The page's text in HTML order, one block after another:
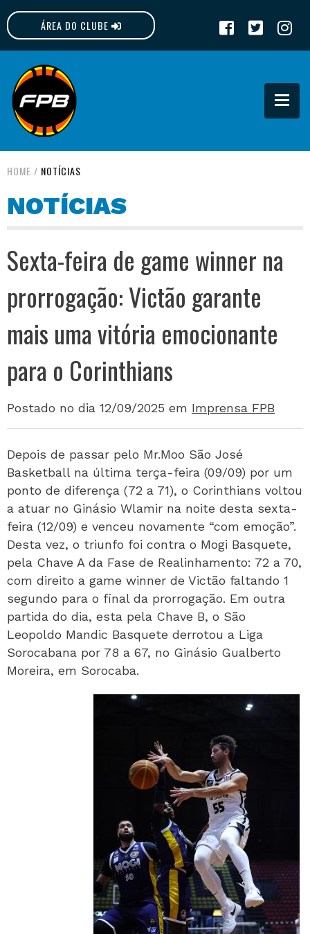
ÁREA DO CLUBE
FPB
HOME / NOTÍCIAS
NOTÍCIAS
Sexta-feira de game winner na
prorrogação: Victão garante
mais uma vitória emocionante
para o Corinthians
Postado no dia 12/09/2025 em Imprensa FPB
Depois de passar pelo Mr.Moo São José
Basketball na última terça-feira (09/09) por um
ponto de diferença (72 a 71), o Corinthians voltou
a atuar no Ginásio Wlamir na noite desta sexta-
feira (12/09) e venceu novamente “com emoção”.
Desta vez, o triunfo foi contra o Mogi Basquete,
pela Chave A da Fase de Realinhamento: 72 a 70,
com direito a game winner de Victão faltando 1
segundo para o final da prorrogação. Em outra
partida do dia, esta pela Chave B, o São
Leopoldo Mandic Basquete derrotou a Liga
Sorocabana por 78 a 67, no Ginásio Gualberto
Moreira, em Sorocaba.